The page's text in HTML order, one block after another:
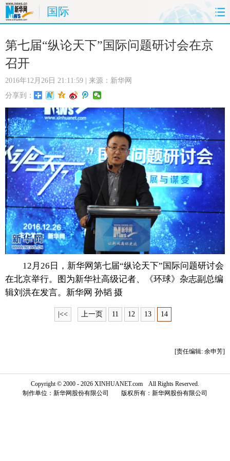
国际
首页 时政 国际 财经
娱乐
时尚 思客
港澳 台湾 华人 汽车
科技 能源 房产 公司
图片 视频 彩票 食品
旅游 健康 信息化 数据
金融 公益 军事 无人机
富媒体 摄影 新华广播
新华电视中文 新华电视英文 返回PC
第七届“纵论天下”国际问题研讨会在京
召开
2016年12月26日 21:11:59 | 来源：新华网
分享到：
12月26日，新华网第七届“纵论天下”国际问题研讨会
在北京举行。图为新华社高级记者、《环球》杂志副总编
辑刘洪在发言。新华网 孙韬 摄
|<< 上一页 11 12 13 14
[责任编辑: 余申芳]
Copyright © 2000 - 2026 XINHUANET.com All Rights Reserved.
制作单位：新华网股份有限公司 版权所有：新华网股份有限公司